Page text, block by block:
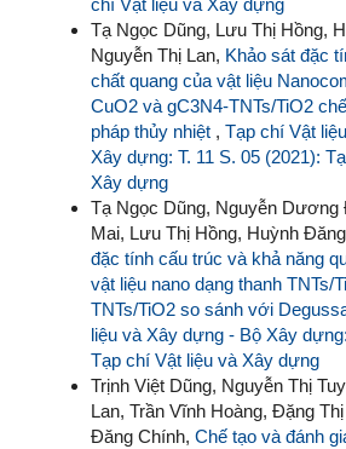
chí Vật liệu và Xây dựng
Tạ Ngọc Dũng, Lưu Thị Hồng,
Nguyễn Thị Lan, Khảo sát đặc
chất quang của vật liệu
CuO2 và gC3N4-TNTs/TiO2
pháp thủy nhiệt , Tạp chí Vật
Xây dựng: T. 11 S. 05 (2021):
Xây dựng
Tạ Ngọc Dũng, Nguyễn Dương
Mai, Lưu Thị Hồng, Huỳnh
đặc tính cấu trúc và khả năng
vật liệu nano dạng thanh TNTs/
TNTs/TiO2 so sánh với
liệu và Xây dựng - Bộ Xây
Tạp chí Vật liệu và Xây dựng
Trịnh Việt Dũng, Nguyễn Thị
Lan, Trần Vĩnh Hoàng, Đặng
Đăng Chính, Chế tạo và đánh